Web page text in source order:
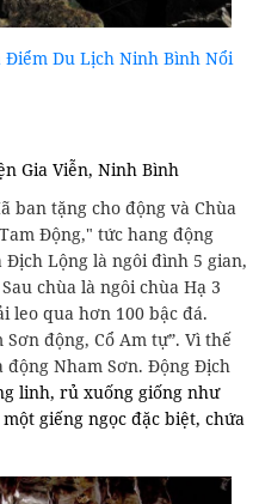
Điểm Du Lịch Ninh Bình Nổi
Gia Viễn, Ninh Bình
ban tặng cho động và Chùa
Động," tức hang động
Lộng là ngôi đình 5 gian,
chùa là ngôi chùa Hạ 3
leo qua hơn 100 bậc đá.
động, Cổ Am tự”. Vì thế
động Nham Sơn. Động Địch
linh, rủ xuống giống như
giếng ngọc đặc biệt, chứa